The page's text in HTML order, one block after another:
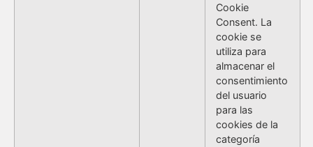
Cookie
Consent. La
cookie se
utiliza para
almacenar el
consentimiento
del usuario
para las
cookies de la
categoría